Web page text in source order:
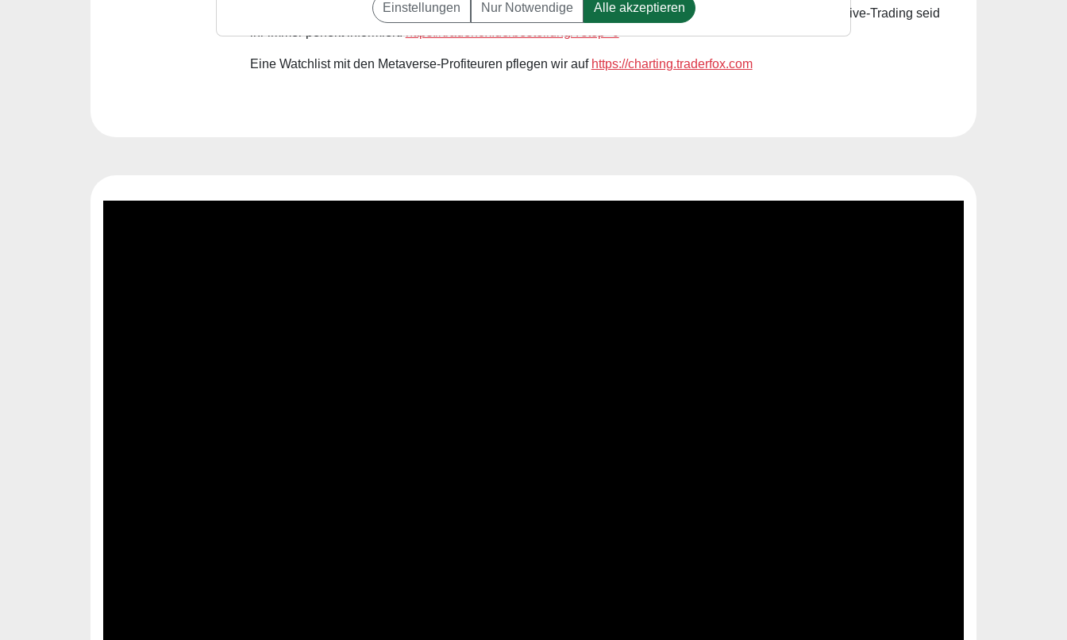
Welche Aktien profitieren vom Metaverse? Wir stehen ganz am Anfang einer langen Reise. Mit TraderFox Live-Trading seid
Eine Watchlist mit den Metaverse-Profiteuren pflegen wir auf https://charting.traderfox.com
Einstellungen Nur Notwendige Alle akzeptieren